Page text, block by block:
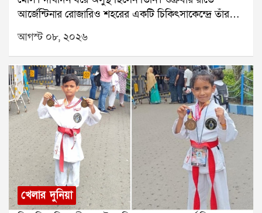
আর্জেন্টিনার রোজারিও শহরের একটি চিকিৎসাকেন্দ্রে তাঁর
মৃত্যু হয়েছে বলে মেসির পরিবারের তরফে নিশ্চিত করা
হয়েছে। তাঁর মৃত্যুতে শোকের ছায়া নেমে এসেছে ফুটবল
মহলেজর্জ মেসি শুধু লিওনেল মেসির বাবা ছিলেন না, ছেলের
দীর্ঘদিনের এজেন্ট ও পরামর্শদাতাও ছিলেন। মেসির
ফুটবলজীবনের শুরু থেকে তাঁর পাশে ছিলেন জর্জ। ছেলের
প্রতিভার উপর আস্থা রেখে ছোটবেলা থেকেই তাঁকে এগিয়ে
নিয়ে যাওয়ার ক্ষেত্রে গুরুত্বপূর্ণ ভূমিকা নিয়েছিলেন তিনি।
রোজারিওতেই ছোটবেলায় ফুটবলের হাতেখড়ি হয়েছিল
মেসির। নিউওয়েলস ওল্ড বয়েজের যুব দলে খেলার সময় তাঁর
প্রতিভা নজর কাড়ে। শারীরিক বৃদ্ধির জন্য হরমোনের
চিকিৎসার প্রয়োজন ছিল মেসির। সেই পরিস্থিতিতে ছেলের
ভবিষ্যতের কথা ভেবে জর্জই তাঁকে নিয়ে স্পেনে যাওয়ার
সিদ্ধান্ত নেন। পরে বার্সেলোনায় মেসির ফুটবলজীবনের নতুন
আগস্ট ০৮, ২০২৬
খেলার দুনিয়া